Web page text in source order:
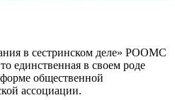
в сестринском деле» РООМС
единственная в своем роде
общественной
ассоциации.